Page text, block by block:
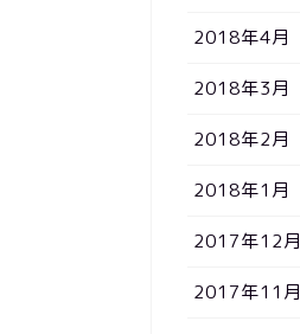
2018年4月
2018年3月
2018年2月
2018年1月
2017年12月
2017年11月